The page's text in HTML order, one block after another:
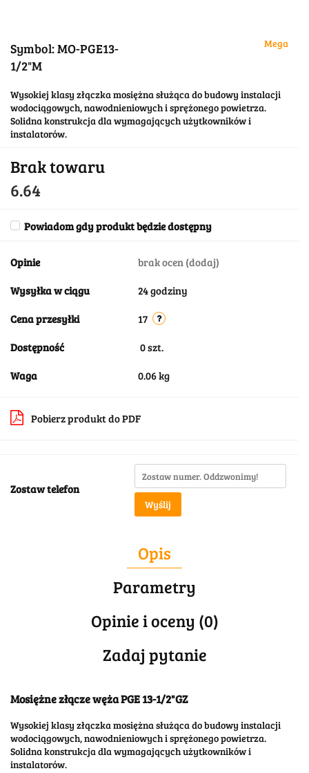
Symbol:MO-PGE13-
1/2"M
Mega
Wysokiej klasy złączka mosiężna służąca do budowy instalacji
wodociągowych, nawodnieniowych i sprężonego powietrza.
Solidna konstrukcja dla wymagających użytkowników i
instalatorów.
Brak towaru
6.64
Powiadom gdy produkt będzie dostępny
Opinie brak ocen (dodaj)
Wysyłka w ciągu 24 godziny
Cena przesyłki 17
Dostępność 0szt.
Waga 0.06 kg
Pobierz produkt do PDF
Zostaw telefon
Wyślij
Opis
Parametry
Opinie i oceny (0)
Zadaj pytanie
Mosiężne złącze węża PGE 13-1/2"GZ
Wysokiej klasy złączka mosiężna służąca do budowy instalacji
wodociągowych, nawodnieniowych i sprężonego powietrza.
Solidna konstrukcja dla wymagających użytkowników i
instalatorów.